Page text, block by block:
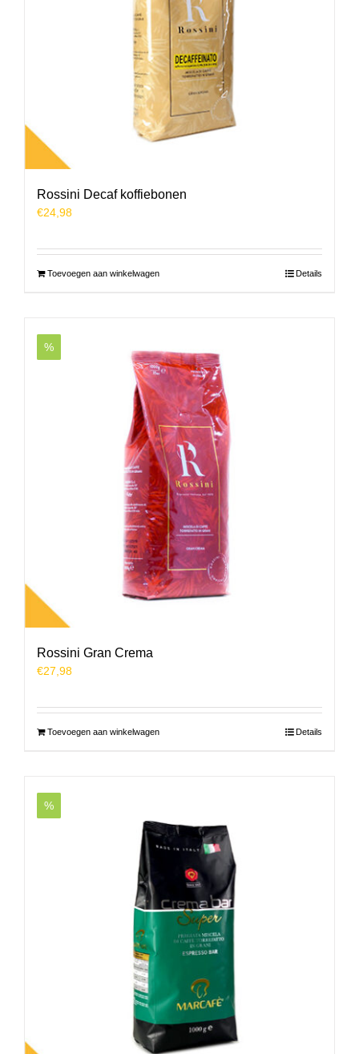
Rossini Decaf koffiebonen
€24,98
Toevoegen aan winkelwagen Details
%
Rossini Gran Crema
€27,98
Toevoegen aan winkelwagen Details
%